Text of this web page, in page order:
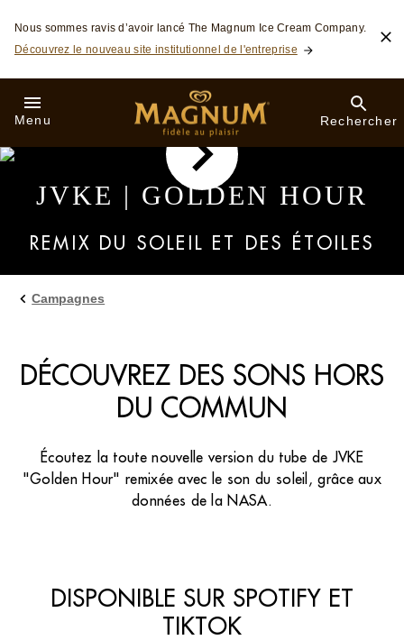
Skip to:
Nous sommes ravis d’avoir lancé The Magnum Ice Cream Company.
Découvrez le nouveau site institutionnel de l'entreprise
Menu Rechercher
JVKE | GOLDEN HOUR
REMIX DU SOLEIL ET DES ÉTOILES
Campagnes
DÉCOUVREZ DES SONS HORS
DU COMMUN
Écoutez la toute nouvelle version du tube de JVKE
"Golden Hour" remixée avec le son du soleil, grâce aux
données de la NASA.
DISPONIBLE SUR SPOTIFY ET
TIKTOK